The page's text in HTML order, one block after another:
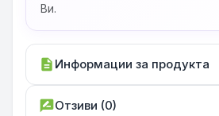
Ви.
description Информации за продукта
rate_reviewОтзиви (0)